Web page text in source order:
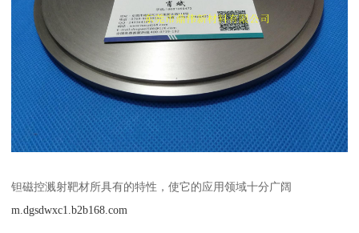
钽磁控溅射靶材所具有的特性，使它的应用领域十分广阔
m.dgsdwxc1.b2b168.com